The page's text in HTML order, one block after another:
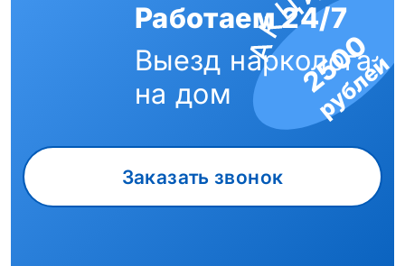
2500
рублей
Работаем 24/7
Выезд нарколога
на дом
Заказать звонок